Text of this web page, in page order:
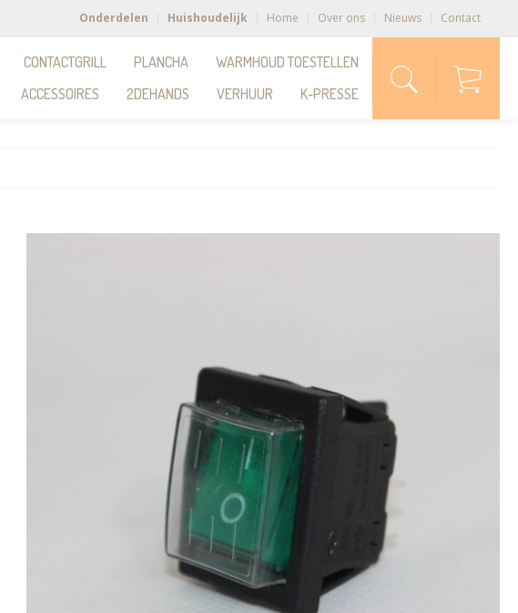
Onderdelen Huishoudelijk Home Over ons Nieuws Contact
CONTACTGRILL PLANCHA
WARMHOUD TOESTELLEN
ACCESSOIRES
2DEHANDS VERHUUR K-PRESSE